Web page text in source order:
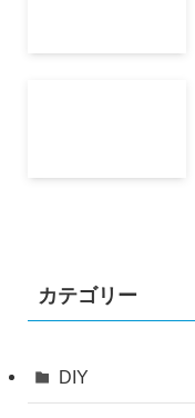
カテゴリー
DIY